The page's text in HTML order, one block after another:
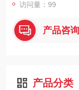
访问量：99
产品咨询
产品分类